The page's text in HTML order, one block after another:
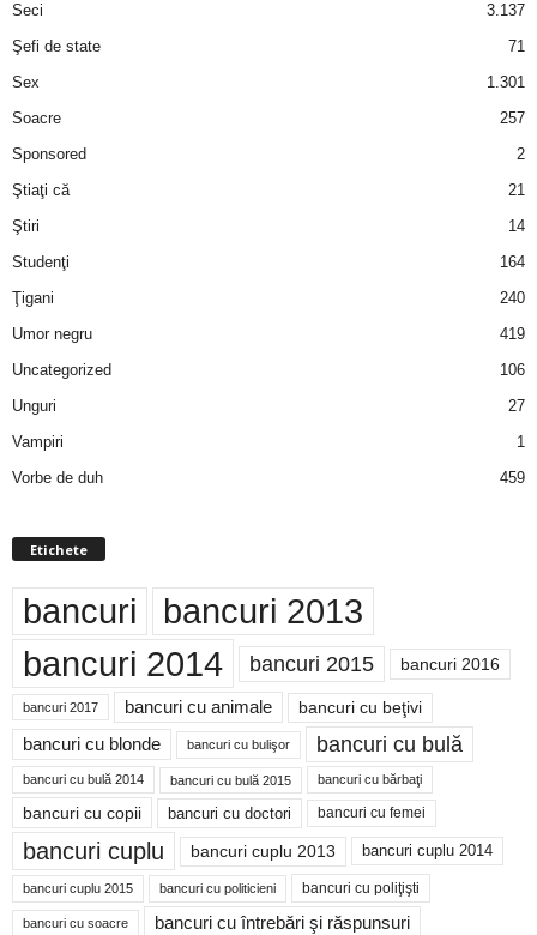
Seci
3.137
Şefi de state
71
Sex
1.301
Soacre
257
Sponsored
2
Ştiaţi că
21
Ştiri
14
Studenţi
164
Ţigani
240
Umor negru
419
Uncategorized
106
Unguri
27
Vampiri
1
Vorbe de duh
459
Etichete
bancuri bancuri 2013
bancuri 2014 bancuri 2015 bancuri 2016
bancuri 2017 bancuri cu animale bancuri cu beţivi
bancuri cu blonde bancuri cu bulişor bancuri cu bulă
bancuri cu bulă 2014 bancuri cu bulă 2015 bancuri cu bărbaţi
bancuri cu copii bancuri cu doctori bancuri cu femei
bancuri cuplu bancuri cuplu 2013 bancuri cuplu 2014
bancuri cuplu 2015 bancuri cu politicieni bancuri cu poliţişti
bancuri cu soacre bancuri cu întrebări şi răspunsuri